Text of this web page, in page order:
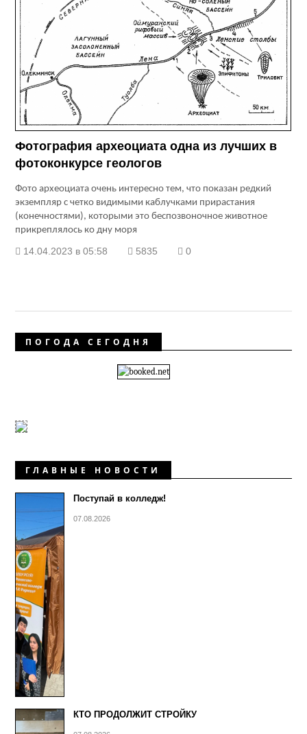
Фотография археоциата одна из лучших в
фотоконкурсе геологов
Фото археоциата очень интересно тем, что показан редкий
экземпляр с четко видимыми каблучками прирастания
(конечностями), которыми это беспозвоночное животное
прикреплялось ко дну моря
14.04.2023 в 05:58 5835 0
ПОГОДА СЕГОДНЯ
ГЛАВНЫЕ НОВОСТИ
Поступай в колледж!
07.08.2026
КТО ПРОДОЛЖИТ СТРОЙКУ